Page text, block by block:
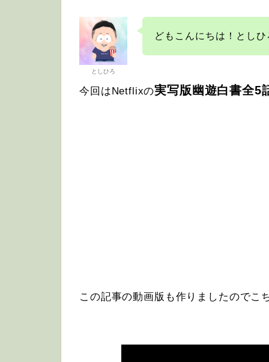
としひろ
どもこんにちは！とし
今回はNetflixの実写版幽遊白書全5
この記事の動画版も作りましたのでこ